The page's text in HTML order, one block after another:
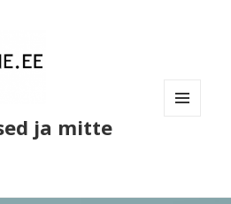
ja mitte